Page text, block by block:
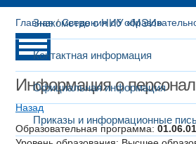
Знакомство с НИУ «МЭИ»
Контактная информация
Официальная информация
Приказы и информационные
Главная/Сведения об
Информация о
Назад
Образовательная программа: